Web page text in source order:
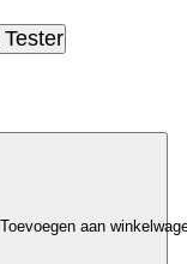
Toevoegen aan